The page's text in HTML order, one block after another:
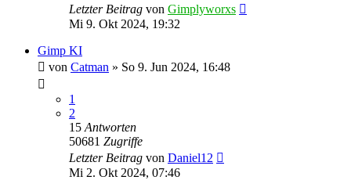
Letzter Beitrag von Gimplyworxs
Mi 9. Okt 2024, 19:32
Gimp KI
von Catman » So 9. Jun 2024, 16:48
1
2
15 Antworten
50681 Zugriffe
Letzter Beitrag von Daniel12
Mi 2. Okt 2024, 07:46